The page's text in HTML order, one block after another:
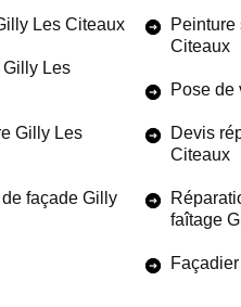
Les Citeaux
Gilly Les
Gilly Les
façade Gilly
Peinture
Citeaux
Pose de
Devis
Citeaux
faîtage